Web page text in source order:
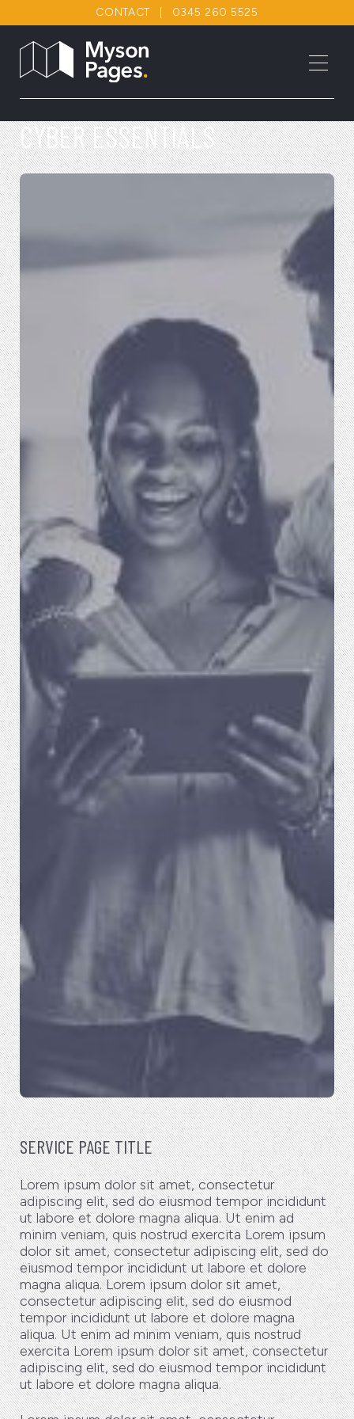
CONTACT 0345 260 5525
CYBER ESSENTIALS
SERVICE PAGE TITLE
Lorem ipsum dolor sit amet, consectetur
adipiscing elit, sed do eiusmod tempor incididunt
ut labore et dolore magna aliqua. Ut enim ad
minim veniam, quis nostrud exercita Lorem ipsum
dolor sit amet, consectetur adipiscing elit, sed do
eiusmod tempor incididunt ut labore et dolore
magna aliqua. Lorem ipsum dolor sit amet,
consectetur adipiscing elit, sed do eiusmod
tempor incididunt ut labore et dolore magna
aliqua. Ut enim ad minim veniam, quis nostrud
exercita Lorem ipsum dolor sit amet, consectetur
adipiscing elit, sed do eiusmod tempor incididunt
ut labore et dolore magna aliqua.